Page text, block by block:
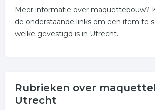
Meer informatie over maquettebouw?
de onderstaande links om een item te
welke gevestigd is in Utrecht.
Rubrieken over
Utrecht